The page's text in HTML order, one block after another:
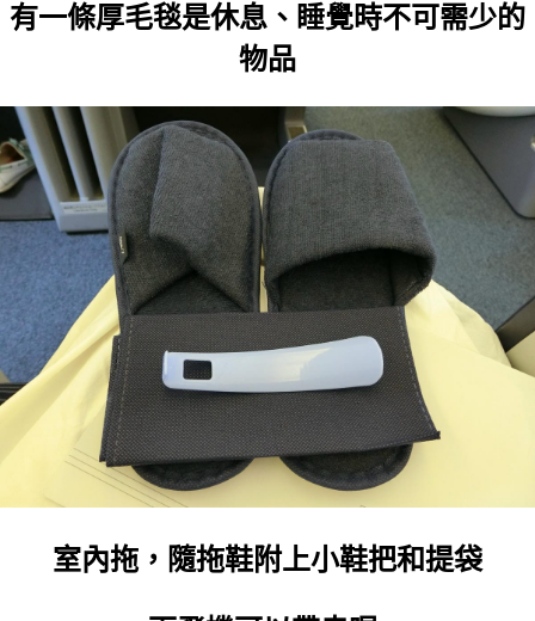
有一條厚毛毯是休息、睡覺時不可需少的
物品
室內拖，隨拖鞋附上小鞋把和提袋